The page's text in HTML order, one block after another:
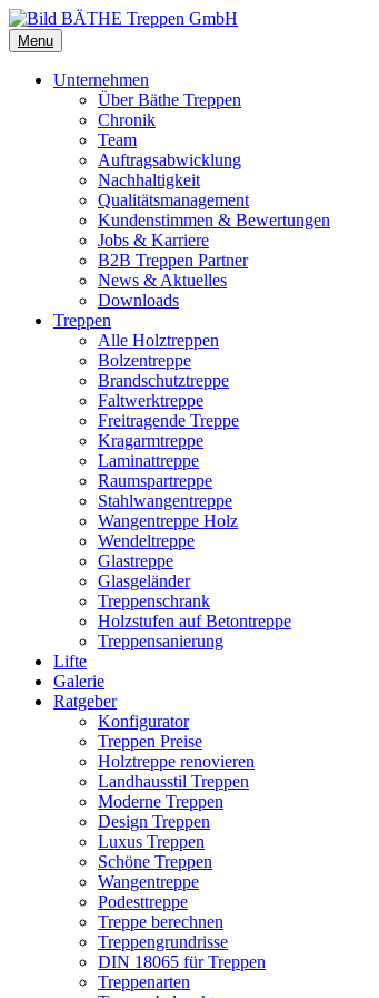
Menu
Unternehmen
Über Bäthe Treppen
Chronik
Team
Auftragsabwicklung
Nachhaltigkeit
Qualitätsmanagement
Kundenstimmen & Bewertungen
Jobs & Karriere
B2B Treppen Partner
News & Aktuelles
Downloads
Treppen
Alle Holztreppen
Bolzentreppe
Brandschutztreppe
Faltwerktreppe
Freitragende Treppe
Kragarmtreppe
Laminattreppe
Raumspartreppe
Stahlwangentreppe
Wangentreppe Holz
Wendeltreppe
Glastreppe
Glasgeländer
Treppenschrank
Holzstufen auf Betontreppe
Treppensanierung
Lifte
Galerie
Ratgeber
Konfigurator
Treppen Preise
Holztreppe renovieren
Landhausstil Treppen
Moderne Treppen
Design Treppen
Luxus Treppen
Schöne Treppen
Wangentreppe
Podesttreppe
Treppe berechnen
Treppengrundrisse
DIN 18065 für Treppen
Treppenarten